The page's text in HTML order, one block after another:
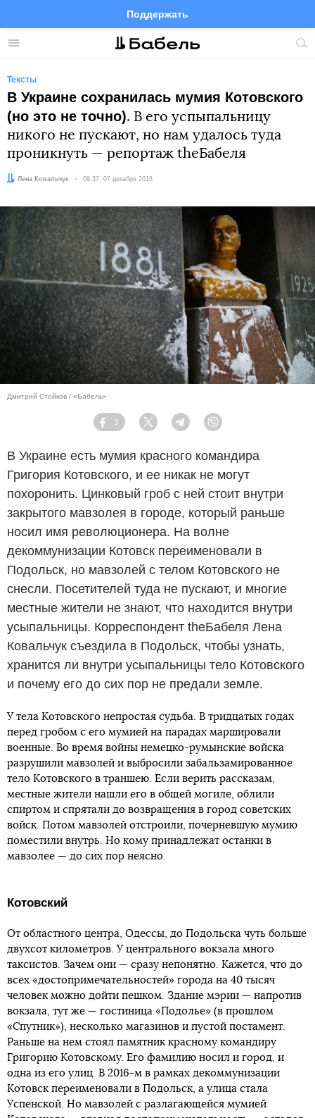
Меню
Поддержать
FacebookTelegramTwitter
Тексты
В Украине сохранилась мумия Котовского
(но это не точно). В его успыпальницу
никого не пускают, но нам удалось туда
проникнуть — репортаж theБабеля
Автор:
Лена Ковальчук Дата:
09:37, 07 декабря 2018
Дмитрий Стойков / «Бабель»
Facebook
3
Twitter TelegramViber
В Украине есть мумия красного командира
Григория Котовского, и ее никак не могут
похоронить. Цинковый гроб с ней стоит внутри
закрытого мавзолея в городе, который раньше
носил имя революционера. На волне
декоммунизации Котовск переименовали в
Подольск, но мавзолей с телом Котовского не
снесли. Посетителей туда не пускают, и многие
местные жители не знают, что находится внутри
усыпальницы. Корреспондент theБабеля Лена
Ковальчук съездила в Подольск, чтобы узнать,
хранится ли внутри усыпальницы тело Котовского
и почему его до сих пор не предали земле.
У тела Котовского непростая судьба. В тридцатых годах
перед гробом с его мумией на парадах маршировали
военные. Во время войны немецко-румынские войска
разрушили мавзолей и выбросили забальзамированное
тело Котовского в траншею. Если верить рассказам,
местные жители нашли его в общей могиле, облили
спиртом и спрятали до возвращения в город советских
войск. Потом мавзолей отстроили, почерневшую мумию
поместили внутрь. Но кому принадлежат останки в
мавзолее — до сих пор неясно.
Котовский
От областного центра, Одессы, до Подольска чуть больше
двухсот километров. У центрального вокзала много
таксистов. Зачем они — сразу непонятно. Кажется, что до
всех «достопримечательностей» города на 40 тысяч
человек можно дойти пешком. Здание мэрии — напротив
вокзала, тут же — гостиница «Подолье» (в прошлом
«Спутник»), несколько магазинов и пустой постамент.
Раньше на нем стоял памятник красному командиру
Григорию Котовскому. Его фамилию носил и город, и
одна из его улиц. В 2016-м в рамках декоммунизации
Котовск переименовали в Подольск, а улица стала
Успенской. Но мавзолей с разлагающейся мумией